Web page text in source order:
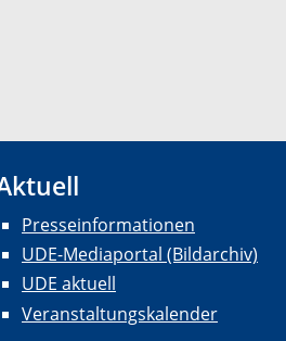
Presseinformationen
UDE-Mediaportal (Bildarchiv)
UDE aktuell
Veranstaltungskalender